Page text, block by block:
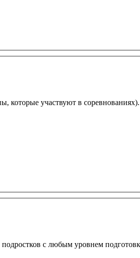
участвуют в
с любым уровнем